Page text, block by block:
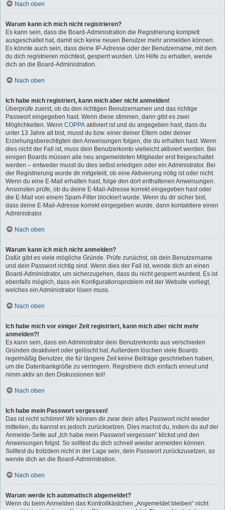
Nach oben
Warum kann ich mich nicht registrieren?
Es kann sein, dass die Board-Administration die Registrierung komplett
ausgeschaltet hat, damit sich keine neuen Benutzer mehr anmelden können.
Es könnte auch sein, dass deine IP-Adresse oder der Benutzername, mit dem
du dich registrieren möchtest, gesperrt wurden. Um Hilfe zu erhalten, wende
dich an die Board-Administration.
Nach oben
Ich habe mich registriert, kann mich aber nicht anmelden!
Überprüfe zuerst, ob du den richtigen Benutzernamen und das richtige
Passwort eingegeben hast. Wenn diese stimmen, dann gibt es zwei
Möglichkeiten. Wenn COPPA aktiviert ist und du angegeben hast, dass du
unter 13 Jahre alt bist, musst du bzw. einer deiner Eltern oder deiner
Erziehungsberechtigten den Anweisungen folgen, die du erhalten hast. Wenn
dies nicht der Fall ist, muss dein Benutzerkonto vielleicht aktiviert werden. Bei
einigen Boards müssen alle neu angemeldeten Mitglieder erst freigeschaltet
werden – entweder musst du dies selbst erledigen oder ein Administrator. Bei
der Registrierung wurde dir mitgeteilt, ob eine Aktivierung nötig ist oder nicht.
Wenn du eine E-Mail erhalten hast, folge den dort enthaltenen Anweisungen.
Ansonsten prüfe, ob du deine E-Mail-Adresse korrekt eingegeben hast oder
die E-Mail von einem Spam-Filter blockiert wurde. Wenn du dir sicher bist,
dass deine E-Mail-Adresse korrekt eingegeben wurde, dann kontaktiere einen
Administrator.
Nach oben
Warum kann ich mich nicht anmelden?
Dafür gibt es viele mögliche Gründe. Prüfe zunächst, ob dein Benutzername
und dein Passwort richtig sind. Wenn dies der Fall ist, wende dich an einen
Board-Administrator, um sicherzugehen, dass du nicht gesperrt wurdest. Es ist
ebenfalls möglich, dass ein Konfigurationsproblem mit der Website vorliegt,
welches ein Administrator lösen muss.
Nach oben
Ich habe mich vor einiger Zeit registriert, kann mich aber nicht mehr
anmelden?!
Es kann sein, dass ein Administrator dein Benutzerkonto aus verschieden
Gründen deaktiviert oder gelöscht hat. Außerdem löschen viele Boards
regelmäßig Benutzer, die für längere Zeit keine Beiträge geschrieben haben,
um die Datenbankgröße zu verringern. Registriere dich einfach erneut und
nimm aktiv an den Diskussionen teil!
Nach oben
Ich habe mein Passwort vergessen!
Das ist nicht schlimm! Wir können dir zwar dein altes Passwort nicht wieder
mitteilen, du kannst es jedoch zurücksetzen. Dies machst du, indem du auf der
Anmelde-Seite auf „Ich habe mein Passwort vergessen“ klickst und den
Anweisungen folgst. So solltest du dich schnell wieder anmelden können.
Solltest du trotzdem nicht in der Lage sein, dein Passwort zurückzusetzen, so
wende dich an die Board-Administration.
Nach oben
Warum werde ich automatisch abgemeldet?
Wenn du beim Anmelden das Kontrollkästchen „Angemeldet bleiben“ nicht